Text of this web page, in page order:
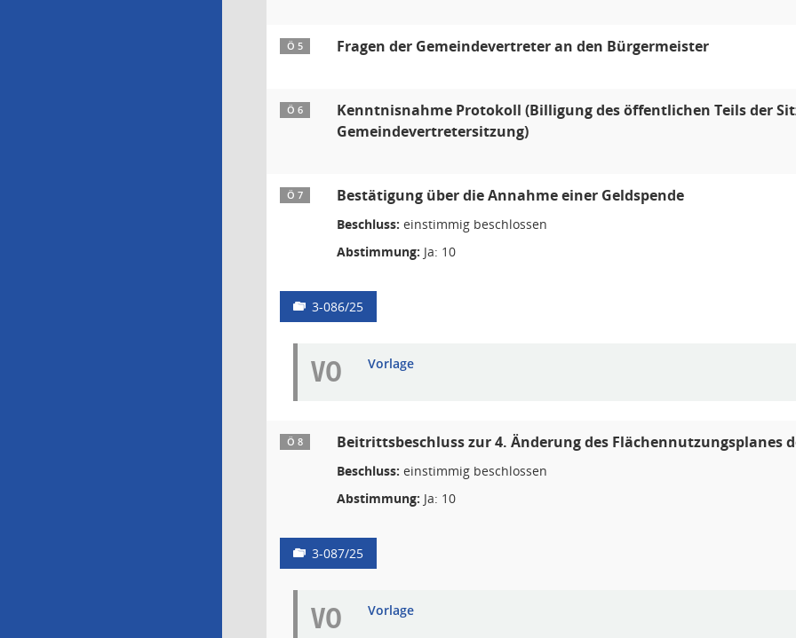
Ö 5 Fragen der Gemeindevertreter an den Bürgermeister
Ö 6
Kenntnisnahme Protokoll (Billigung des öffentlichen Teils der
Gemeindevertretersitzung)
Ö 7 Bestätigung über die Annahme einer Geldspende
Beschluss: einstimmig beschlossen
Abstimmung: Ja: 10
3-086/25
VO Vorlage
Ö 8 Beitrittsbeschluss zur 4. Änderung des Flächennutzungsplanes
Beschluss: einstimmig beschlossen
Abstimmung: Ja: 10
3-087/25
VO Vorlage